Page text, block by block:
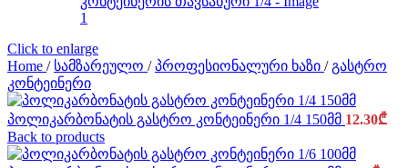
Click to enlarge
Home / სამზარეულო / პროფესიონალური ხაზი / გასტრო
კონტეინერი
პოლიკარბონატის გასტრო კონტეინერი 1/4 150მმ 12.30₾
Back to products